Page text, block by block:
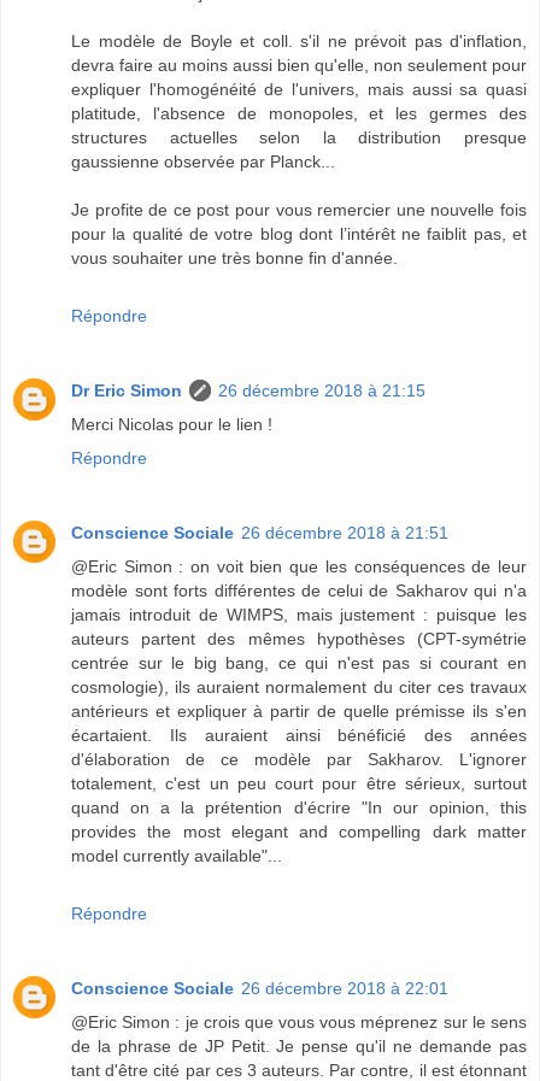
Le modèle de Boyle et coll. s'il ne prévoit pas d'inflation,
devra faire au moins aussi bien qu'elle, non seulement pour
expliquer l'homogénéité de l'univers, mais aussi sa quasi
platitude, l'absence de monopoles, et les germes des
structures actuelles selon la distribution presque
gaussienne observée par Planck...
Je profite de ce post pour vous remercier une nouvelle fois
pour la qualité de votre blog dont l’intérêt ne faiblit pas, et
vous souhaiter une très bonne fin d'année.
Répondre
Dr Eric Simon
26 décembre 2018 à 21:15
Merci Nicolas pour le lien !
Répondre
Conscience Sociale 26 décembre 2018 à 21:51
@Eric Simon : on voit bien que les conséquences de leur
modèle sont forts différentes de celui de Sakharov qui n'a
jamais introduit de WIMPS, mais justement : puisque les
auteurs partent des mêmes hypothèses (CPT-symétrie
centrée sur le big bang, ce qui n'est pas si courant en
cosmologie), ils auraient normalement du citer ces travaux
antérieurs et expliquer à partir de quelle prémisse ils s'en
écartaient. Ils auraient ainsi bénéficié des années
d'élaboration de ce modèle par Sakharov. L'ignorer
totalement, c'est un peu court pour être sérieux, surtout
quand on a la prétention d'écrire "In our opinion, this
provides the most elegant and compelling dark matter
model currently available"...
Répondre
Conscience Sociale 26 décembre 2018 à 22:01
@Eric Simon : je crois que vous vous méprenez sur le sens
de la phrase de JP Petit. Je pense qu'il ne demande pas
tant d'être cité par ces 3 auteurs. Par contre, il est étonnant